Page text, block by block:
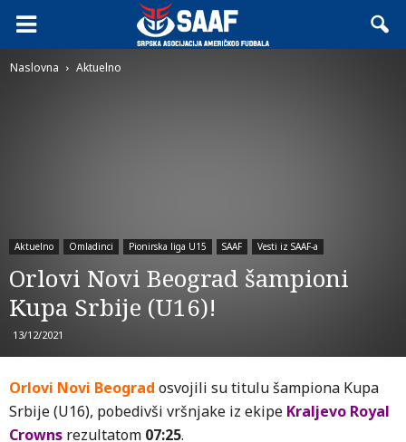
Naslovna Aktuelno
Aktuelno Omladinci Pionirska liga U15 SAAF Vesti iz SAAF-a
Orlovi Novi Beograd šampioni
Kupa Srbije (U16)!
13/12/2021
Orlovi Novi Beograd osvojili su titulu šampiona Kupa
Srbije (U16), pobedivši vršnjake iz ekipe Kraljevo Royal
Crowns rezultatom 07:25.